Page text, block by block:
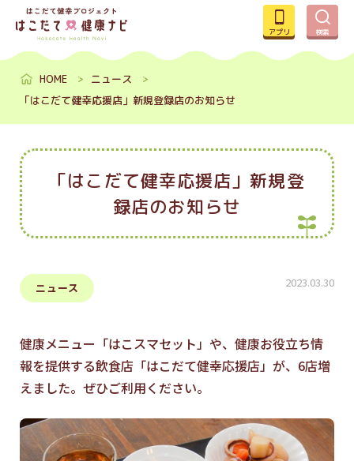
アプリ 検索
HOME
ニュース
「はこだて健幸応援店」新規登録店のお知らせ
「はこだて健幸応援店」新規登
録店のお知らせ
ニュース 2023.03.30
健康メニュー「はこスマセット」や、健康お役立ち情
報を提供する飲食店「はこだて健幸応援店」が、6店増
えました。ぜひご利用ください。